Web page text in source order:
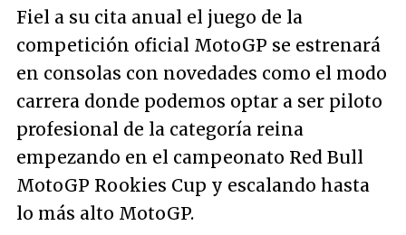
Fiel a su cita anual el juego de la
competición oficial MotoGP se estrenará
en consolas con novedades como el modo
carrera donde podemos optar a ser piloto
profesional de la categoría reina
empezando en el campeonato Red Bull
MotoGP Rookies Cup y escalando hasta
lo más alto MotoGP.